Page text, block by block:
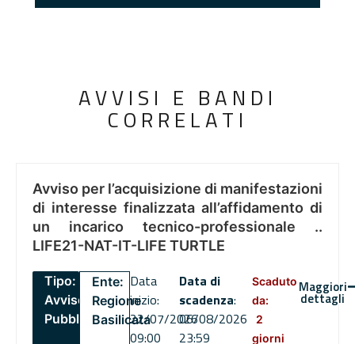
AVVISI E BANDI
CORRELATI
Avviso per l’acquisizione di manifestazioni
di interesse finalizzata all’affidamento di
un incarico tecnico-professionale ..
LIFE21-NAT-IT-LIFE TURTLE
Tipo:
Avviso
Pubblico
Ente:
Regione
Basilicata
Data
inizio:
22/07/2026
09:00
Data di
scadenza:
06/08/2026
23:59
Scaduto
da:
2
giorni
Maggiori
dettagli